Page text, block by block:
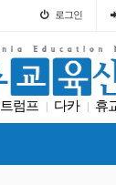
로그인
트럼프 다카 휴
교육구 Fafsa